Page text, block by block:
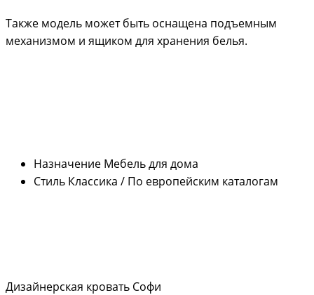
Также модель может быть оснащена подъемным
механизмом и ящиком для хранения белья.
Назначение Мебель для дома
Стиль Классика / По европейским каталогам
Дизайнерская кровать Софи